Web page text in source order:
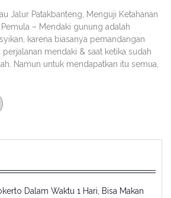
Jalur Patakbanteng, Menguji Ketahanan
Pemula – Mendaki gunung adalah
karena biasanya pemandangan
mendaki & saat ketika sudah
Namun untuk mendapatkan itu semua,
Dalam Waktu 1 Hari, Bisa Makan